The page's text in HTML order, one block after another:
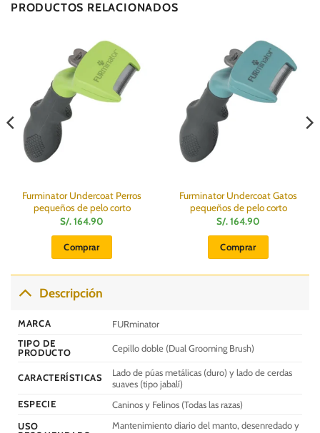
PRODUCTOS RELACIONADOS
Furminator Undercoat Perros
pequeños de pelo corto
S/.164.90
Comprar
Furminator Undercoat Gatos
pequeños de pelo corto
S/.164.90
Comprar
Descripción
MARCA
FURminator
TIPO DE
PRODUCTO
Cepillo doble (Dual Grooming Brush)
CARACTERÍSTICAS
Lado de púas metálicas (duro) y lado de cerdas
suaves (tipo jabalí)
ESPECIE
Caninos y Felinos (Todas las razas)
USO
Mantenimiento diario del manto, desenredado y